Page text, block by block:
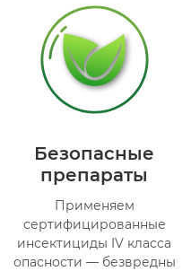
Безопасные
препараты
Применяем
сертифицированные
инсектициды IV класса
опасности — безвредны